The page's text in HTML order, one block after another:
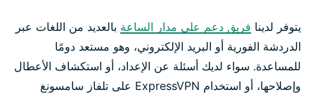
يتوفر لدينا فريق دعم على مدار الساعة بالعديد من اللغات عبر
الدردشة الفورية أو البريد الإلكتروني، وهو مستعد دومًا
للمساعدة. سواء لديك أسئلة عن الإعداد، أو استكشاف الأعطال
وإصلاحها، أو استخدام ExpressVPN على تلفاز سامسونغ